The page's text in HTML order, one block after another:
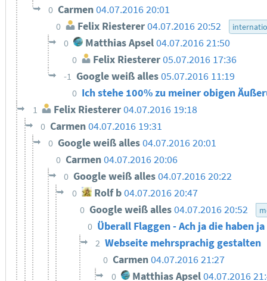
0 Carmen04.07.2016 20:01
0 Felix Riesterer04.07.2016 20:52
0 Matthias Apsel04.07.2016 21:50
0 Felix Riesterer05.07.2016 17:36
-1 Google weiß alles05.07.2016 11:19
0 Ich stehe 100% zu meiner obigen
1 Felix Riesterer04.07.2016 19:18
0 Carmen04.07.2016 19:31
0 Google weiß alles04.07.2016 20:01
0 Carmen04.07.2016 20:06
0 Google weiß alles04.07.2016 20:22
0 Rolf b04.07.2016 20:47
0 Google weiß alles04.07.2016 20:52
0 Überall Flaggen - Ach ja die haben
2 Webseite mehrsprachig gestalten
0 Carmen04.07.2016 21:27
0 Matthias Apsel04.07.2016